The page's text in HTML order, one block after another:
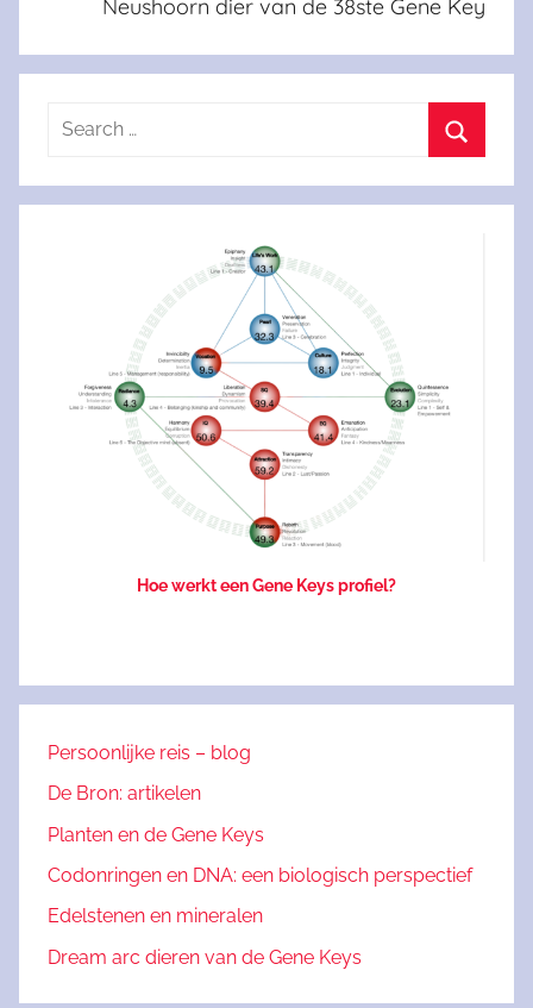
Neushoorn dier van de 38ste Gene Key
Search
Hoe werkt een Gene Keys profiel?
Persoonlijke reis – blog
De Bron: artikelen
Planten en de Gene Keys
Codonringen en DNA: een biologisch perspectief
Edelstenen en mineralen
Dream arc dieren van de Gene Keys